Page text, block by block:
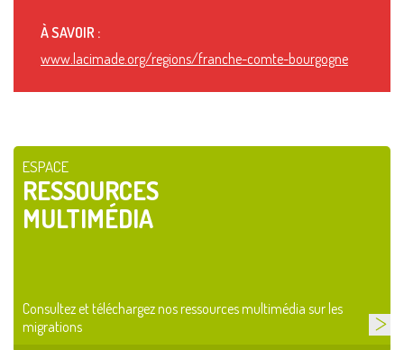
À SAVOIR :
www.lacimade.org/regions/franche-comte-bourgogne
ESPACE
RESSOURCES
MULTIMÉDIA
Consultez et téléchargez nos ressources multimédia sur les
migrations